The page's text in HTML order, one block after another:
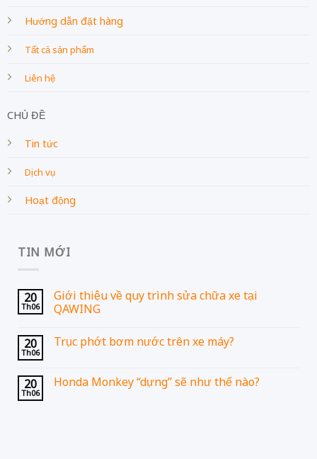
Hướng dẫn đặt hàng
Tất cả sản phẩm
Liên hệ
CHỦ ĐỀ
Tin tức
Dịch vụ
Hoạt động
TIN MỚI
20
Th06
Giới thiệu về quy trình sửa chữa xe tại
QAWING
20
Th06
Trục phớt bơm nước trên xe máy?
20
Th06
Honda Monkey “dựng” sẽ như thế nào?